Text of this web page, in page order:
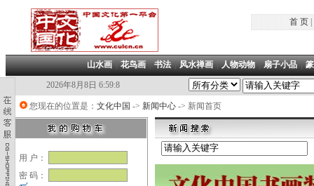
首 页|
山水画|花鸟画|书法|风水禅画|人物动物|扇子小品|
2026年8月8日 6:59:8
您现在的位置是： 文化中国 -> 新闻中心 -> 新闻首页
用 户：
密 码：